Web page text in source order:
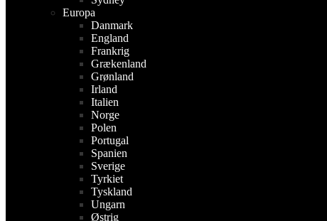
Europa
Danmark
England
Frankrig
Grækenland
Grønland
Irland
Italien
Norge
Polen
Portugal
Spanien
Sverige
Tyrkiet
Tyskland
Ungarn
Østrig